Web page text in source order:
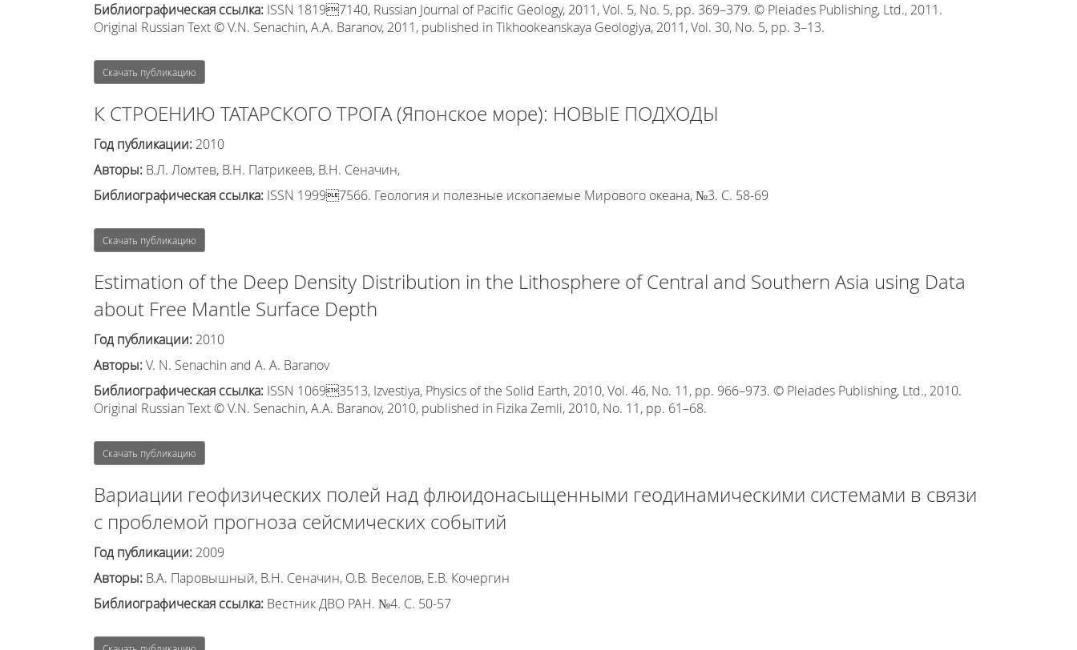
Библиографическая ссылка: ISSN 18197140, Russian Journal of Pacific Geology, 2011, Vol. 5, No. 5, pp. 369–379. © Pleiades Publishing, Ltd., 2011.
Original Russian Text © V.N. Senachin, A.A. Baranov, 2011, published in Tikhookeanskaya Geologiya, 2011, Vol. 30, No. 5, pp. 3–13.
Скачать публикацию
К СТРОЕНИЮ ТАТАРСКОГО ТРОГА (Японское море): НОВЫЕ ПОДХОДЫ
Год публикации: 2010
Авторы: В.Л. Ломтев, В.Н. Патрикеев, В.Н. Сеначин,
Библиографическая ссылка: ISSN 19997566. Геология и полезные ископаемые Мирового океана, №3. С. 58-69
Скачать публикацию
Estimation of the Deep Density Distribution in the Lithosphere of Central and Southern Asia using Data
about Free Mantle Surface Depth
Год публикации: 2010
Авторы:V. N. Senachin and A. A. Baranov
Библиографическая ссылка: ISSN 10693513, Izvestiya, Physics of the Solid Earth, 2010, Vol. 46, No. 11, pp. 966–973. © Pleiades Publishing, Ltd., 2010.
Original Russian Text © V.N. Senachin, A.A. Baranov, 2010, published in Fizika Zemli, 2010, No. 11, pp. 61–68.
Скачать публикацию
Вариации геофизических полей над флюидонасыщенными геодинамическими системами в связи
с проблемой прогноза сейсмических событий
Год публикации: 2009
Авторы: В.А. Паровышный, В.Н. Сеначин, О.В. Веселов, Е.В. Кочергин
Библиографическая ссылка: Вестник ДВО РАН. №4. С. 50-57